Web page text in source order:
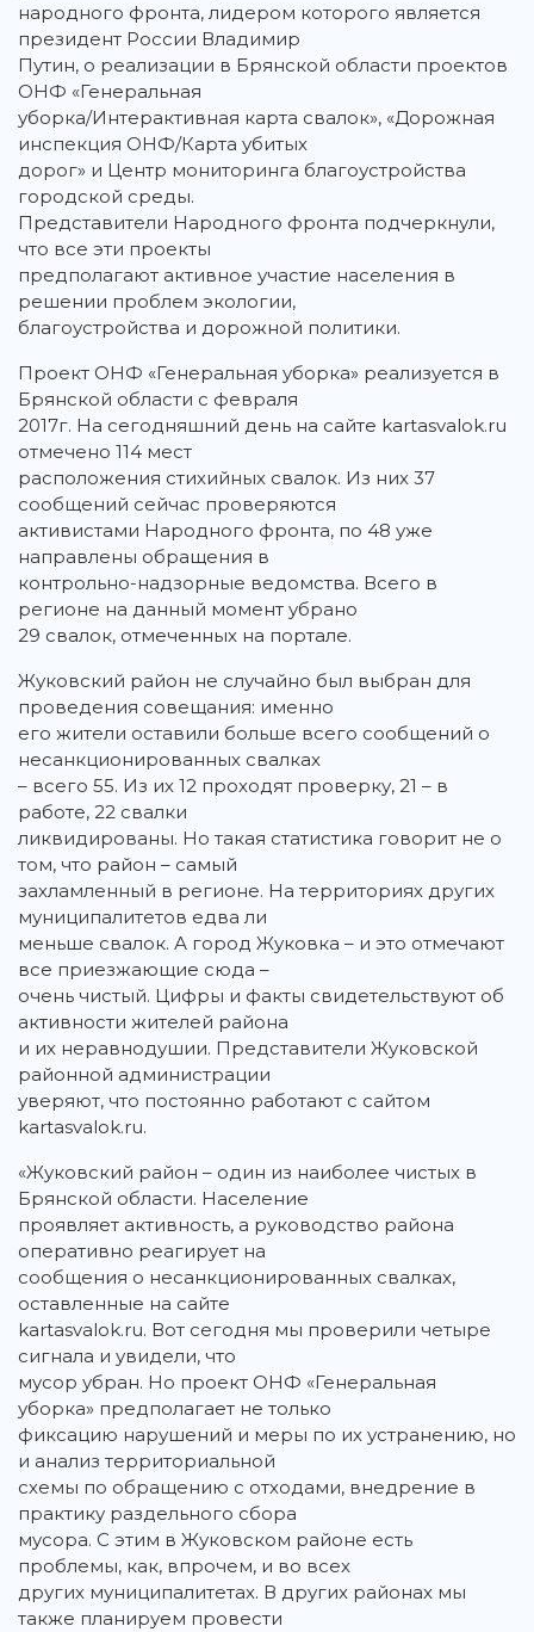
народного фронта, лидером которого является
президент России Владимир
Путин, о реализации в Брянской области проектов
ОНФ «Генеральная
уборка/Интерактивная карта свалок», «Дорожная
инспекция ОНФ/Карта убитых
дорог» и Центр мониторинга благоустройства
городской среды.
Представители Народного фронта подчеркнули,
что все эти проекты
предполагают активное участие населения в
решении проблем экологии,
благоустройства и дорожной политики.
Проект ОНФ «Генеральная уборка» реализуется в
Брянской области с февраля
2017г. На сегодняшний день на сайте kartasvalok.ru
отмечено 114 мест
расположения стихийных свалок. Из них 37
сообщений сейчас проверяются
активистами Народного фронта, по 48 уже
направлены обращения в
контрольно-надзорные ведомства. Всего в
регионе на данный момент убрано
29 свалок, отмеченных на портале.
Жуковский район не случайно был выбран для
проведения совещания: именно
его жители оставили больше всего сообщений о
несанкционированных свалках
– всего 55. Из их 12 проходят проверку, 21 – в
работе, 22 свалки
ликвидированы. Но такая статистика говорит не о
том, что район – самый
захламленный в регионе. На территориях других
муниципалитетов едва ли
меньше свалок. А город Жуковка – и это отмечают
все приезжающие сюда –
очень чистый. Цифры и факты свидетельствуют об
активности жителей района
и их неравнодушии. Представители Жуковской
районной администрации
уверяют, что постоянно работают с сайтом
kartasvalok.ru.
«Жуковский район – один из наиболее чистых в
Брянской области. Население
проявляет активность, а руководство района
оперативно реагирует на
сообщения о несанкционированных свалках,
оставленные на сайте
kartasvalok.ru. Вот сегодня мы проверили четыре
сигнала и увидели, что
мусор убран. Но проект ОНФ «Генеральная
уборка» предполагает не только
фиксацию нарушений и меры по их устранению, но
и анализ территориальной
схемы по обращению с отходами, внедрение в
практику раздельного сбора
мусора. С этим в Жуковском районе есть
проблемы, как, впрочем, и во всех
других муниципалитетах. В других районах мы
также планируем провести